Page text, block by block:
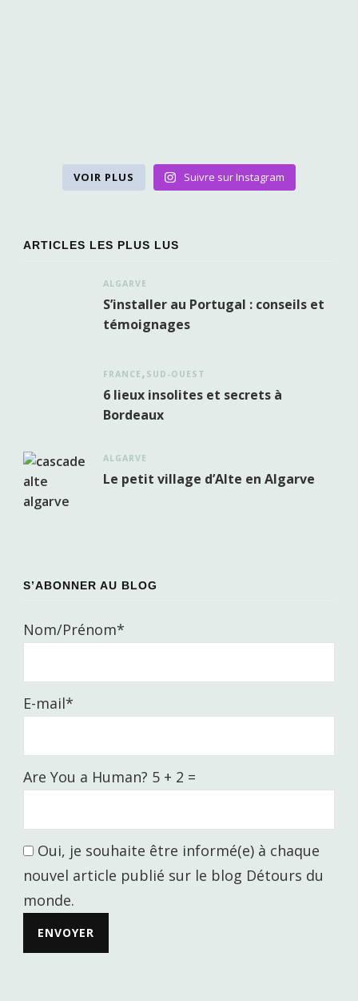
VOIR PLUS Suivre sur Instagram
ARTICLES LES PLUS LUS
ALGARVE
S’installer au Portugal : conseils et
témoignages
FRANCE SUD-OUEST
6 lieux insolites et secrets à
Bordeaux
ALGARVE
Le petit village d’Alte en Algarve
S’ABONNER AU BLOG
Nom/Prénom*
E-mail*
Are You a Human? 5 + 2 =
Oui, je souhaite être informé(e) à chaque
nouvel article publié sur le blog Détours du
monde.